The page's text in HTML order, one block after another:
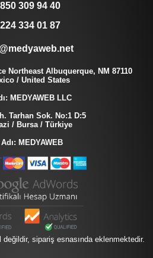
309 94 40
334 01 87
Northeast Albuquerque, NM 87110
/ United States
MEDYAWEB LLC
Tarhan Sok. No:1 D:5
/ Bursa / Türkiye
MEDYAWEB
sipariş esnasında eklenmektedir.